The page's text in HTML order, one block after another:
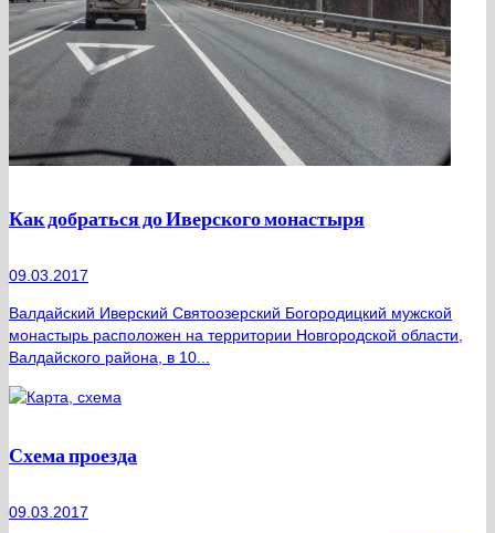
Как добраться до Иверского монастыря
09.03.2017
Валдайский Иверский Святоозерский Богородицкий мужской
монастырь расположен на территории Новгородской области,
Валдайского района, в 10...
Схема проезда
09.03.2017